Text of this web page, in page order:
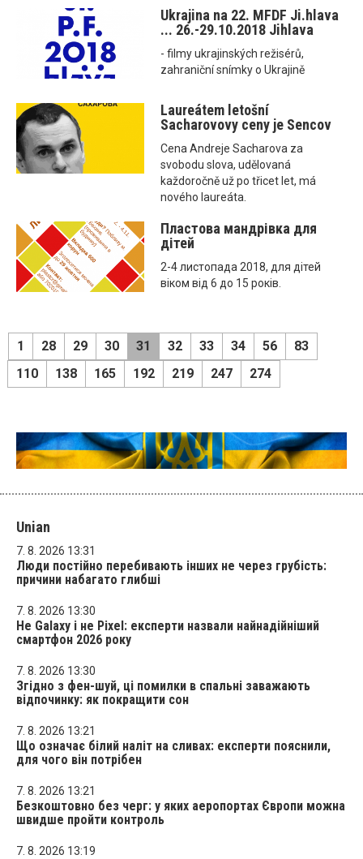
Ukrajina na 22. MFDF Ji.hlava
... 26.-29.10.2018 Jihlava
- filmy ukrajinských režisérů,
zahraniční snímky o Ukrajině
Laureátem letošní
Sacharovovy ceny je Sencov
Cena Andreje Sacharova za
svobodu slova, udělovaná
každoročně už po třicet let, má
nového laureáta.
Пластова мандрівка для
дітей
2-4 листопада 2018, для дітей
віком від 6 до 15 років.
1 28 29 30 31 32 33 34 56
83
110
138 165 192 219 247 274
Unian
7. 8. 2026 13:31
Люди постійно перебивають інших не через грубість:
причини набагато глибші
7. 8. 2026 13:30
Не Galaxy і не Pixel: експерти назвали найнадійніший
смартфон 2026 року
7. 8. 2026 13:30
Згідно з фен-шуй, ці помилки в спальні заважають
відпочинку: як покращити сон
7. 8. 2026 13:21
Що означає білий наліт на сливах: експерти пояснили,
для чого він потрібен
7. 8. 2026 13:21
Безкоштовно без черг: у яких аеропортах Європи можна
швидше пройти контроль
7. 8. 2026 13:19